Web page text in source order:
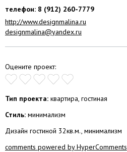
телефон: 8 (912) 260-7779
http://www.designmalina.ru
designmalina@yandex.ru
Оцените проект:
Тип проекта: квартира, гостиная
Стиль: минимализм
Дизайн гостиной 32кв.м., минимализм
comments powered by HyperComments